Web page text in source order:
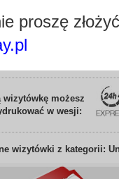
Edytuj
wizytówkę możesz
w wesji:
wizytówki z kategorii:
proszę